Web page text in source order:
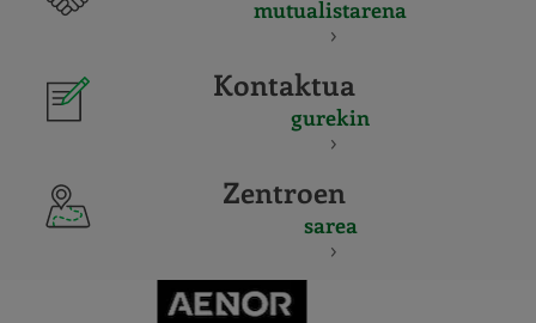
mutualistarena
Kontaktua
gurekin
Zentroen
sarea